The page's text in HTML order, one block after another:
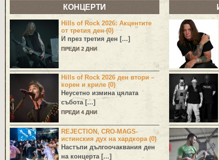
КОНЦЕРТИ
Hills of Rock 2026: Акцентите
от третия ден (0)
И през третия ден […]
ПРЕДИ 2 ДНИ
Hills of Rock 2026 ден втори –
корен и криле (0)
Неусетно измина цялата
събота […]
ПРЕДИ 4 ДНИ
REJECTION, CRO-MAGS-
истинския дух на хардкора (0)
Настъпи дългоочаквания ден
на концерта […]